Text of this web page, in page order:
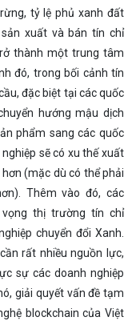
tỷ lệ phủ xanh đất
xuất và bán tín chỉ
thành một trung tâm
đó, trong bối cảnh tín
đặc biệt tại các quốc
hướng mậu dịch
phẩm sang các quốc
sẽ có xu thế xuất
(mặc dù có thể phải
Thêm vào đó, các
vọng thị trường tín chỉ
chuyển đổi Xanh.
rất nhiều nguồn lực,
sự các doanh nghiệp
giải quyết vấn đề tạm
blockchain của Việt